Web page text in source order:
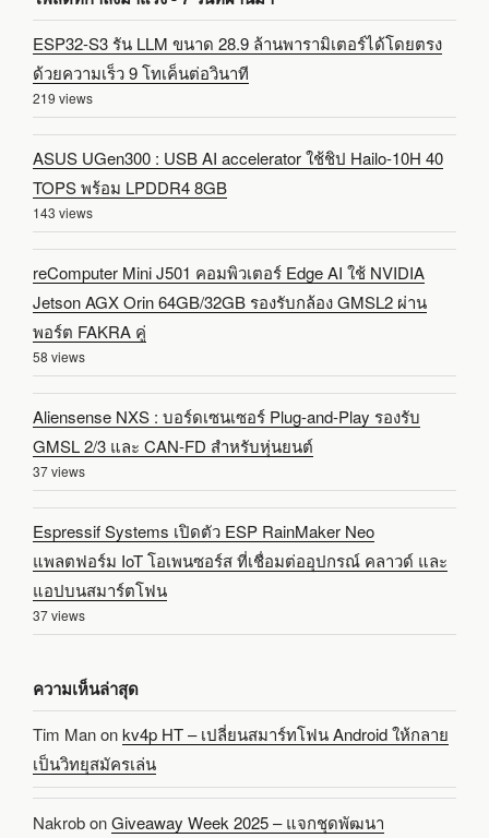
ESP32-S3 รัน LLM ขนาด 28.9 ล้านพารามิเตอร์ได้โดยตรง
ด้วยความเร็ว 9 โทเค็นต่อวินาที
219 views
ASUS UGen300 : USB AI accelerator ใช้ชิป Hailo-10H 40
TOPS พร้อม LPDDR4 8GB
143 views
reComputer Mini J501 คอมพิวเตอร์ Edge AI ใช้ NVIDIA
Jetson AGX Orin 64GB/32GB รองรับกล้อง GMSL2 ผ่าน
พอร์ต FAKRA คู่
58 views
Aliensense NXS : บอร์ดเซนเซอร์ Plug-and-Play รองรับ
GMSL 2/3 และ CAN-FD สำหรับหุ่นยนต์
37 views
Espressif Systems เปิดตัว ESP RainMaker Neo
แพลตฟอร์ม IoT โอเพนซอร์ส ที่เชื่อมต่ออุปกรณ์ คลาวด์ และ
แอปบนสมาร์ตโฟน
37 views
ความเห็นล่าสุด
Tim Manonkv4p HT – เปลี่ยนสมาร์ทโฟน Android ให้กลาย
เป็นวิทยุสมัครเล่น
NakrobonGiveaway Week 2025 – แจกชุดพัฒนา